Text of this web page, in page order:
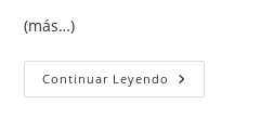
(más…)
Continuar Leyendo Crear
Un